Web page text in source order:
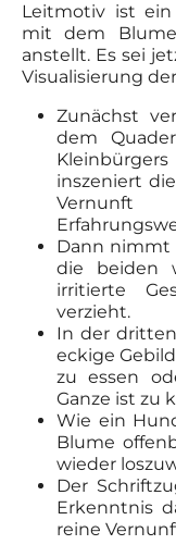
Leitmotiv ist ein
mit dem
anstellt. Es sei
Visualisierung
Zunächst
dem
inszeniert
Dann nimmt
die beiden
irritierte
verzieht.
In der
eckige
zu essen
Ganze ist zu
Wie ein
Blume
wieder
Der
Erkenntnis
reine